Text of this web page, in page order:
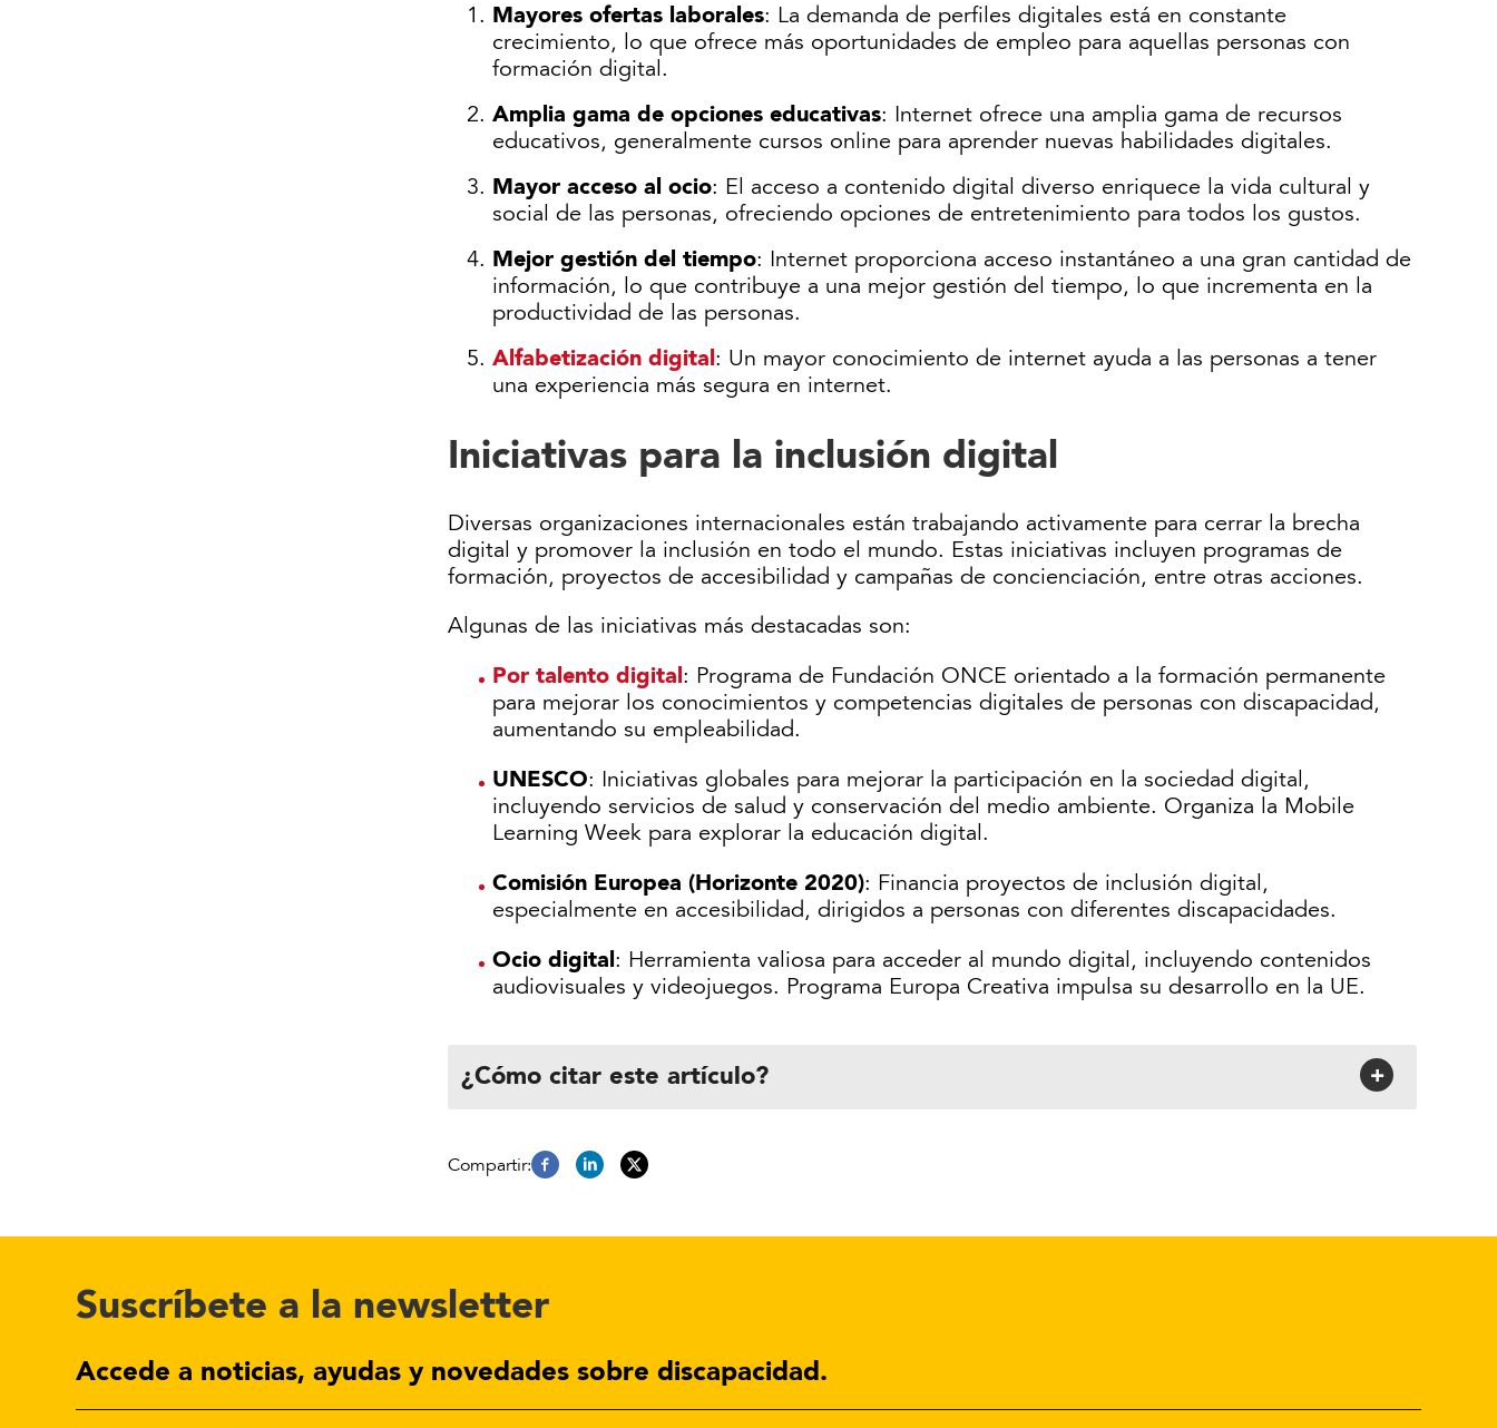
Mayores ofertas laborales: La demanda de perfiles digitales está en constante
crecimiento, lo que ofrece más oportunidades de empleo para aquellas personas con
formación digital.
Amplia gama de opciones educativas: Internet ofrece una amplia gama de recursos
educativos, generalmente cursos online para aprender nuevas habilidades digitales.
Mayor acceso al ocio: El acceso a contenido digital diverso enriquece la vida cultural y
social de las personas, ofreciendo opciones de entretenimiento para todos los gustos.
Mejor gestión del tiempo: Internet proporciona acceso instantáneo a una gran cantidad de
información, lo que contribuye a una mejor gestión del tiempo, lo que incrementa en la
productividad de las personas.
Alfabetización digital: Un mayor conocimiento de internet ayuda a las personas a tener
una experiencia más segura en internet.
Iniciativas para la inclusión digital
Diversas organizaciones internacionales están trabajando activamente para cerrar la brecha
digital y promover la inclusión en todo el mundo. Estas iniciativas incluyen programas de
formación, proyectos de accesibilidad y campañas de concienciación, entre otras acciones.
Algunas de las iniciativas más destacadas son:
Por talento digital: Programa de Fundación ONCE orientado a la formación permanente
para mejorar los conocimientos y competencias digitales de personas con discapacidad,
aumentando su empleabilidad.
UNESCO: Iniciativas globales para mejorar la participación en la sociedad digital,
incluyendo servicios de salud y conservación del medio ambiente. Organiza la Mobile
Learning Week para explorar la educación digital.
Comisión Europea (Horizonte 2020): Financia proyectos de inclusión digital,
especialmente en accesibilidad, dirigidos a personas con diferentes discapacidades.
Ocio digital: Herramienta valiosa para acceder al mundo digital, incluyendo contenidos
audiovisuales y videojuegos. Programa Europa Creativa impulsa su desarrollo en la UE.
¿Cómo citar este artículo? +
Suscríbete a la newsletter
Accede a noticias, ayudas y novedades sobre discapacidad.